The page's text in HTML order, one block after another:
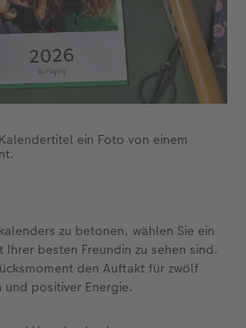
ein Foto von einem
zu betonen, wählen Sie ein
besten Freundin zu sehen sind.
den Auftakt für zwölf
positiver Energie.